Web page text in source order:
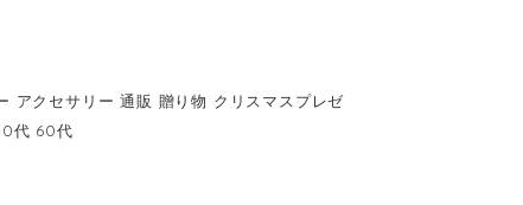
アクセサリー 通販 贈り物 クリスマスプレゼ
代 60代